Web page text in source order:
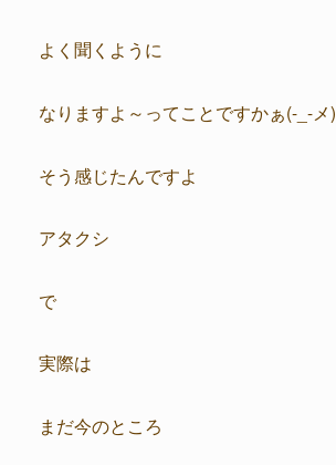
よく聞くように
なりますよ～ってことですかぁ(-_-メ)
そう感じたんですよ
アタクシ
で
実際は
まだ今のところ